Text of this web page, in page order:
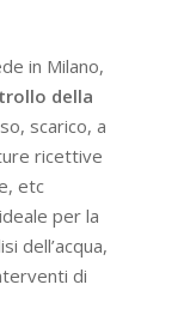
in Milano,
della
scarico, a
ricettive
etc
per la
dell’acqua,
di